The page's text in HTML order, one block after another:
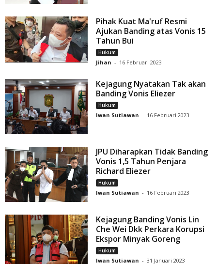
Pihak Kuat Ma'ruf Resmi
Ajukan Banding atas Vonis 15
Tahun Bui
Hukum
Jihan - 16 Februari 2023
Kejagung Nyatakan Tak akan
Banding Vonis Eliezer
Hukum
Iwan Sutiawan - 16 Februari 2023
JPU Diharapkan Tidak Banding
Vonis 1,5 Tahun Penjara
Richard Eliezer
Hukum
Iwan Sutiawan - 16 Februari 2023
Kejagung Banding Vonis Lin
Che Wei Dkk Perkara Korupsi
Ekspor Minyak Goreng
Hukum
Iwan Sutiawan - 31 Januari 2023